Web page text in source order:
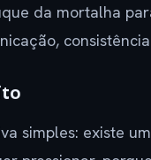
da mortalha
simples: existe